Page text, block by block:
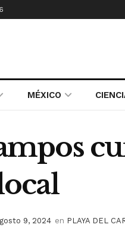
MÉXICO
9, 2024 en PLAYA DEL